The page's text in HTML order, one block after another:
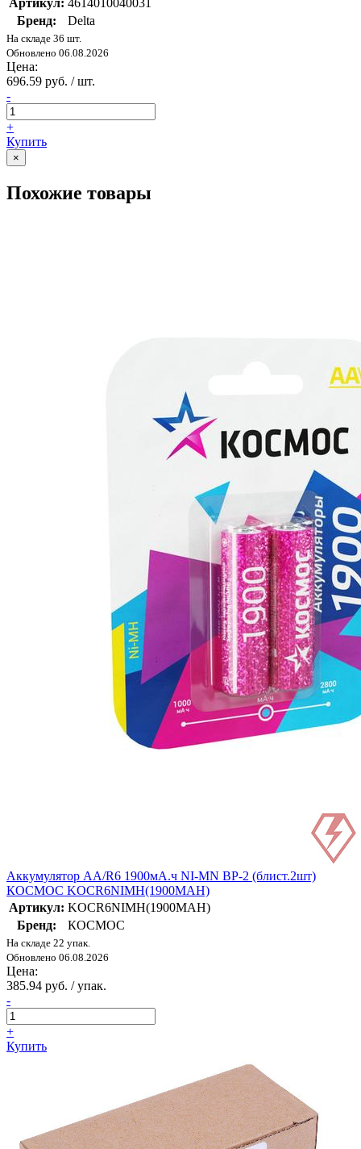
Бренд:
Delta
На складе 36 шт.
Обновлено 06.08.2026
Цена:
696.59 руб. / шт.
-
+
Купить
×
Похожие товары
Аккумулятор AA/R6 1900мА.ч NI-MN BP-2 (блист.2шт)
КОСМОС KOCR6NIMH(1900MAH)
Артикул: KOCR6NIMH(1900MAH)
Бренд:
КОСМОС
На складе 22 упак.
Обновлено 06.08.2026
Цена:
385.94 руб. / упак.
-
+
Купить